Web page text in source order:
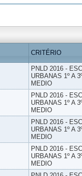
CRITÉRIO
PNLD 2016 -
URBANAS 1º A
MEDIO
PNLD 2016 -
URBANAS 1º A
MEDIO
PNLD 2016 -
URBANAS 1º A
MEDIO
PNLD 2016 -
URBANAS 1º A
MEDIO